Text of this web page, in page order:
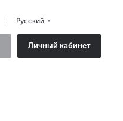
Русский
Личный кабинет